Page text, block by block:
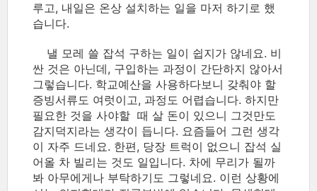
루고, 내일은 온상 설치하는 일을 마저 하기로 했
습니다.
낼 모레 쓸 잡석 구하는 일이 쉽지가 않네요. 비
싼 것은 아닌데, 구입하는 과정이 간단하지 않아서
그렇습니다. 학교예산을 사용하다보니 갖춰야 할
증빙서류도 여럿이고, 과정도 어렵습니다. 하지만
필요한 것을 사야할 때 살 돈이 있으니 그것만도
감지덕지라는 생각이 듭니다. 요즘들어 그런 생각
이 자주 드네요. 한편, 당장 트럭이 없으니 잡석 실
어올 차 빌리는 것도 일입니다. 차에 무리가 될까
봐 아무에게나 부탁하기도 그렇네요. 이런 상황에